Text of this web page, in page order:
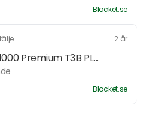
Blocket.se
2 år
Premium T3B PL...
Blocket.se